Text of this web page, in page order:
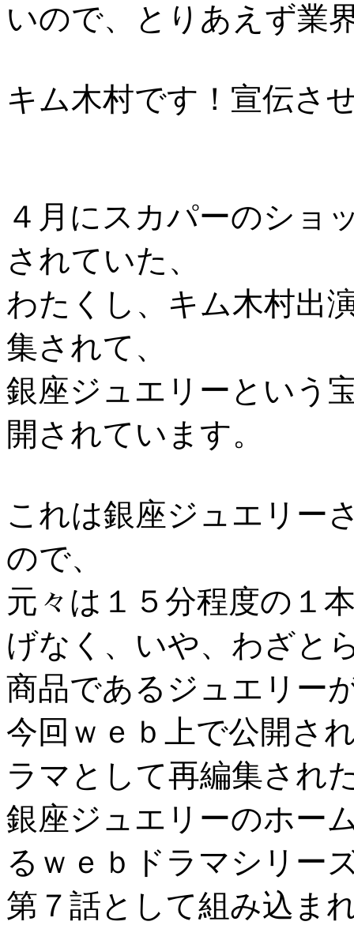
いので、とりあえず業
キム木村です！宣伝さ
４月にスカパーのショ
されていた、
わたくし、キム木村出
集されて、
銀座ジュエリーという
開されています。
これは銀座ジュエリー
ので、
元々は１５分程度の１
げなく、いや、わざと
商品であるジュエリー
今回ｗｅｂ上で公開さ
ラマとして再編集され
銀座ジュエリーのホー
るｗｅｂドラマシリー
第７話として組み込ま